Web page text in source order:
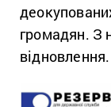
громадян. З
відновлення.